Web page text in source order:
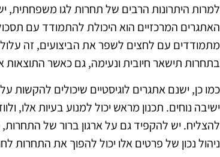
למרות היתרונות הרבים של תחרות לגו משפחתית,
האתגרים המרכזיים הוא היכולת להתמודד עם
מתמודדים עם לחצים לשפר את הביצועים, זה עלול
בתחרות תישאר חיובית ונעימה, גם כאשר התוצאות
כמו כן, ישנם אתגרים לוגיסטיים שיכולים להקשות
ישיבה נוחים. תכנון מראש יכול למנוע בעיות
להצליח. יש להקפיד גם על ארגון ברור של
ניהול נכון של פרטים אלו יכול להפוך את